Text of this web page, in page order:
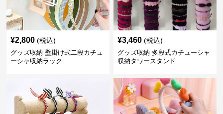
¥2,800 (税込)
グッズ収納 壁掛け式二段カチュ
ーシャ収納ラック
¥3,460 (税込)
グッズ収納 多段式カチューシャ
収納タワースタンド